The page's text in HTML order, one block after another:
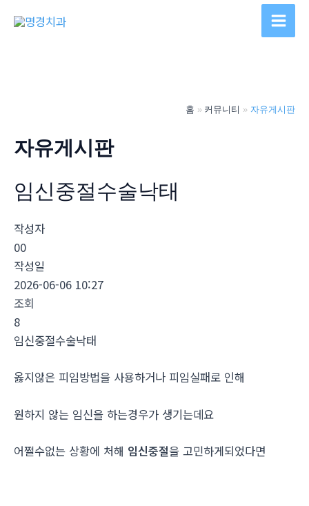
Main
홈 커뮤니티 자유게시판
자유게시판
임신중절수술낙­태
작성자
00
작성일
2026-06-06 10:27
조회
8
임신중절수술낙­태
옳지않은 피임방법을 사용하거나 피임실패로 인해
원하지 않는 임신을 하는경우가 생기는데요
어쩔수없는 상황에 처해 임신중절을 고민하게되었다면